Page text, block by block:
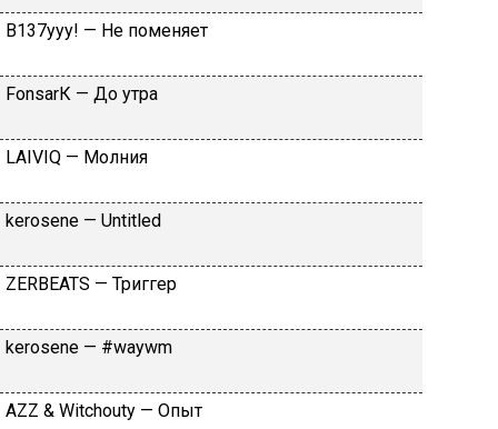
B137yyy! — He пoмeняeт
FоnsаrК — Дo утpa
LАIVIQ — Moлния
​kеrоsеnе — Untitlеd
ZЕRBЕАТS — Tpиггep
​kеrоsеnе — #wаywm
АZZ & Witсhоuty — Oпыт